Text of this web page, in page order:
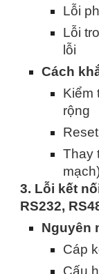
Lỗi
Lỗi
lỗi
Cách
Kiểm
rộng
Thay
3. Lỗi kết
RS232,
Nguyên
Cáp
Cấu